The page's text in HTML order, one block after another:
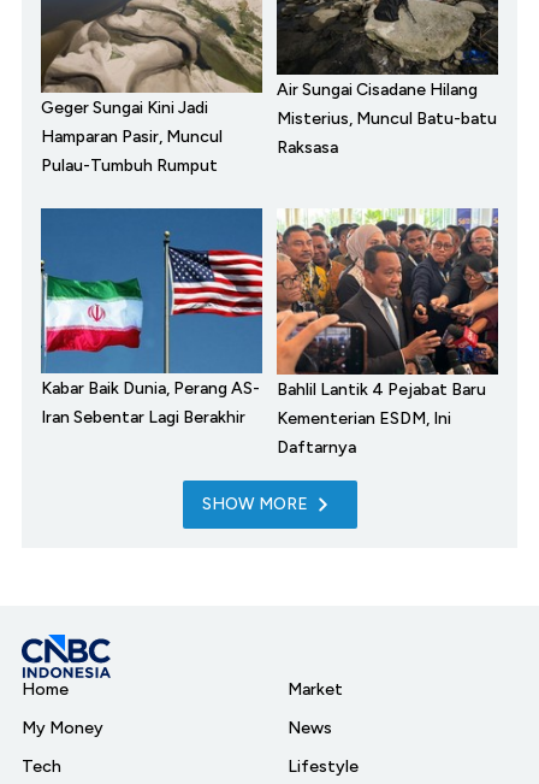
Geger Sungai Kini Jadi
Hamparan Pasir, Muncul
Pulau-Tumbuh Rumput
Air Sungai Cisadane Hilang
Misterius, Muncul Batu-batu
Raksasa
Kabar Baik Dunia, Perang AS-
Iran Sebentar Lagi Berakhir
Bahlil Lantik 4 Pejabat Baru
Kementerian ESDM, Ini
Daftarnya
SHOW MORE
Home
My Money
Tech
Market
News
Lifestyle